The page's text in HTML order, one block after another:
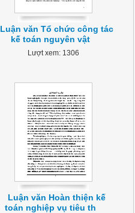
Luận văn Tổ chức công tác
kế toán nguyên vật
Lượt xem: 1306
Luận văn Hoàn thiện kế
toán nghiệp vụ tiêu th